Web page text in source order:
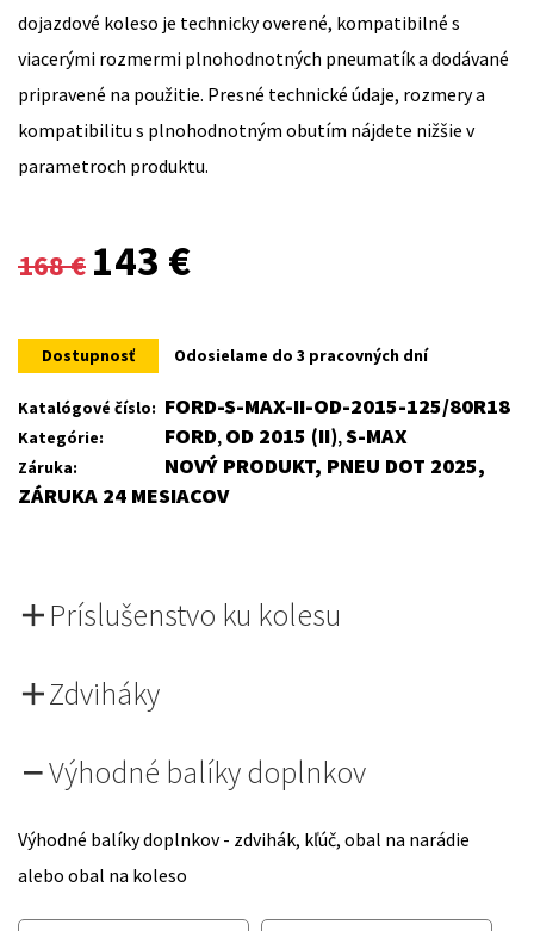
dojazdové koleso je technicky overené, kompatibilné s
viacerými rozmermi plnohodnotných pneumatík a dodávané
pripravené na použitie. Presné technické údaje, rozmery a
kompatibilitu s plnohodnotným obutím nájdete nižšie v
parametroch produktu.
168€
Original
was:
168 €.
143 €
is:
143 €.
Dostupnosť Odosielame do 3 pracovných dní
Katalógové číslo: FORD-S-MAX-II-OD-2015-125/80R18
Kategórie: FORD, OD 2015 (II),S-MAX
Záruka:
NOVÝ PRODUKT, PNEU DOT 2025,
ZÁRUKA 24 MESIACOV
Príslušenstvo ku kolesu
Zdviháky
Výhodné balíky doplnkov
Výhodné balíky doplnkov - zdvihák, kľúč, obal na narádie
alebo obal na koleso